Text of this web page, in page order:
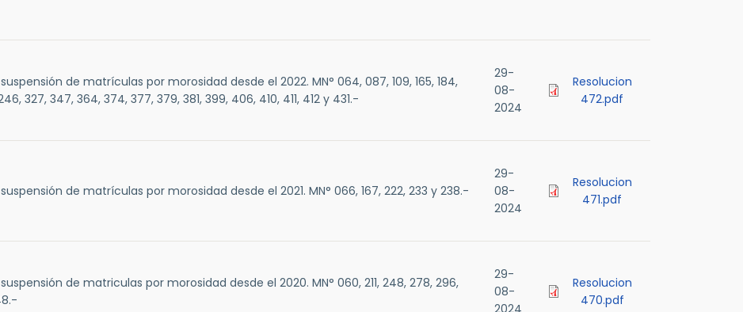
de matrículas por morosidad desde el 2022. MN° 064, 087, 109, 165, 184,
246, 327, 347, 364, 374, 377, 379, 381, 399, 406, 410, 411, 412 y 431.-
29-
08-
2024
Resolucion
472.pdf
de matrículas por morosidad desde el 2021. MN° 066, 167, 222, 233 y 238.-
29-
08-
2024
Resolucion
471.pdf
de matriculas por morosidad desde el 2020. MN° 060, 211, 248, 278, 296,
29-
08-
2024
Resolucion
470.pdf